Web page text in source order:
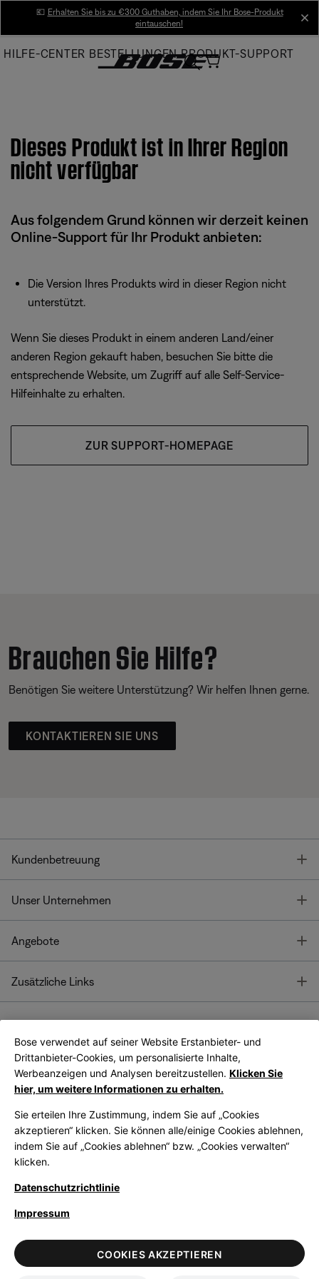
Main
💶 Erhalten Sie bis zu €300 Guthaben, indem Sie Ihr Bose-Produkt
eintauschen!
HILFE-CENTER BESTELLUNGEN PRODUKT-SUPPORT
Dieses Produkt ist in Ihrer Region
nicht verfügbar
Aus folgendem Grund können wir derzeit keinen
Online-Support für Ihr Produkt anbieten:
Die Version Ihres Produkts wird in dieser Region nicht
unterstützt.
Wenn Sie dieses Produkt in einem anderen Land/einer
anderen Region gekauft haben, besuchen Sie bitte die
entsprechende Website, um Zugriff auf alle Self-Service-
Hilfeinhalte zu erhalten.
ZUR SUPPORT-HOMEPAGE
Brauchen Sie Hilfe?
Benötigen Sie weitere Unterstützung? Wir helfen Ihnen gerne.
KONTAKTIEREN SIE UNS
Kundenbetreuung
Unser Unternehmen
Angebote
Zusätzliche Links
Bose App
Bose Connect
App
LegalDatenschutzrichtlinieZugänglichkeitHinweis zu Cookies
VerkaufsbedingungenNutzungsbedingungen
Bose verwendet auf seiner Website Erstanbieter- und
Drittanbieter-Cookies, um personalisierte Inhalte,
Werbeanzeigen und Analysen bereitzustellen. Klicken Sie
hier, um weitere Informationen zu erhalten.
Sie erteilen Ihre Zustimmung, indem Sie auf „Cookies
akzeptieren“ klicken. Sie können alle/einige Cookies ablehnen,
indem Sie auf „Cookies ablehnen“ bzw. „Cookies verwalten“
klicken.
Datenschutzrichtlinie
Impressum
COOKIES AKZEPTIEREN